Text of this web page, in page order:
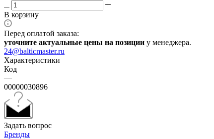
В корзину
Перед оплатой заказа:
уточните актуальные цены на позиции у менеджера.
24@balticmaster.ru
Характеристики
Код
—
00000030896
Задать вопрос
Бренды